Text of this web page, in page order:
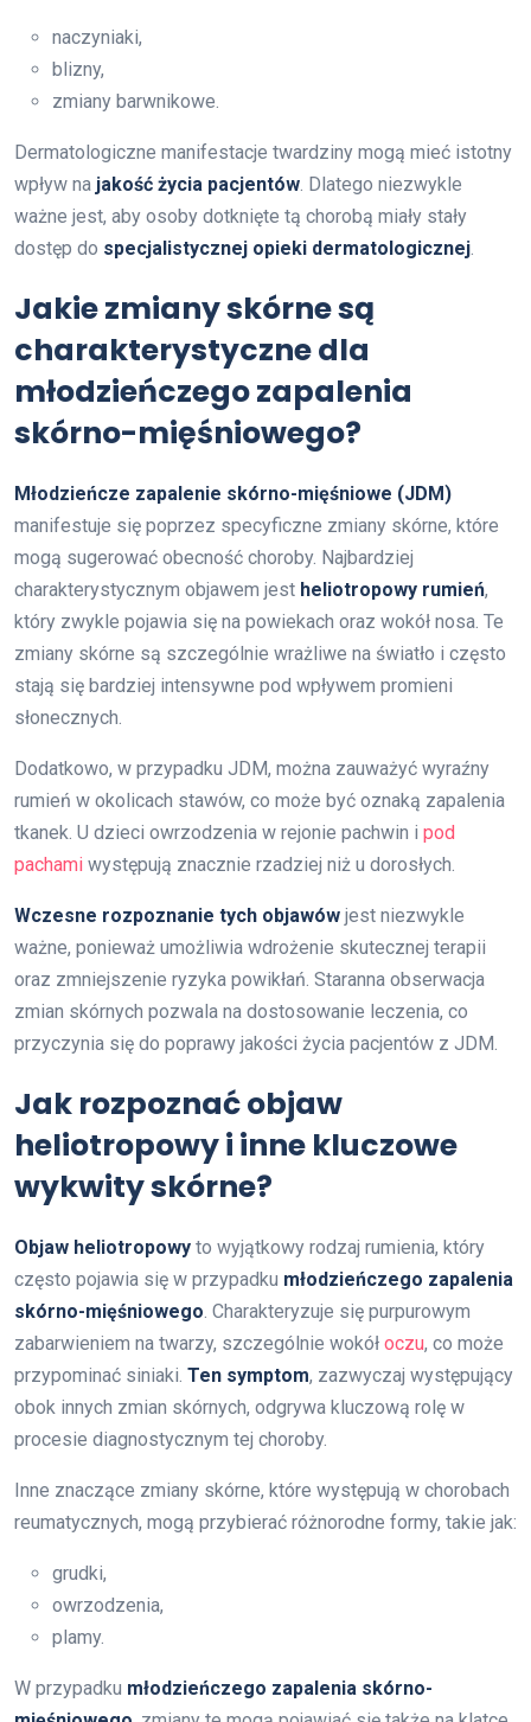
naczyniaki,
blizny,
zmiany barwnikowe.
Dermatologiczne manifestacje twardziny mogą mieć istotny
wpływ na jakość życia pacjentów. Dlatego niezwykle
ważne jest, aby osoby dotknięte tą chorobą miały stały
dostęp do specjalistycznej opieki dermatologicznej.
Jakie zmiany skórne są
charakterystyczne dla
młodzieńczego zapalenia
skórno-mięśniowego?
Młodzieńcze zapalenie skórno-mięśniowe (JDM)
manifestuje się poprzez specyficzne zmiany skórne, które
mogą sugerować obecność choroby. Najbardziej
charakterystycznym objawem jest heliotropowy rumień,
który zwykle pojawia się na powiekach oraz wokół nosa. Te
zmiany skórne są szczególnie wrażliwe na światło i często
stają się bardziej intensywne pod wpływem promieni
słonecznych.
Dodatkowo, w przypadku JDM, można zauważyć wyraźny
rumień w okolicach stawów, co może być oznaką zapalenia
tkanek. U dzieci owrzodzenia w rejonie pachwin i pod
pachami występują znacznie rzadziej niż u dorosłych.
Wczesne rozpoznanie tych objawów jest niezwykle
ważne, ponieważ umożliwia wdrożenie skutecznej terapii
oraz zmniejszenie ryzyka powikłań. Staranna obserwacja
zmian skórnych pozwala na dostosowanie leczenia, co
przyczynia się do poprawy jakości życia pacjentów z JDM.
Jak rozpoznać objaw
heliotropowy i inne kluczowe
wykwity skórne?
Objaw heliotropowy to wyjątkowy rodzaj rumienia, który
często pojawia się w przypadku młodzieńczego zapalenia
skórno-mięśniowego. Charakteryzuje się purpurowym
zabarwieniem na twarzy, szczególnie wokół oczu, co może
przypominać siniaki. Ten symptom, zazwyczaj występujący
obok innych zmian skórnych, odgrywa kluczową rolę w
procesie diagnostycznym tej choroby.
Inne znaczące zmiany skórne, które występują w chorobach
reumatycznych, mogą przybierać różnorodne formy, takie jak:
grudki,
owrzodzenia,
plamy.
W przypadku młodzieńczego zapalenia skórno-